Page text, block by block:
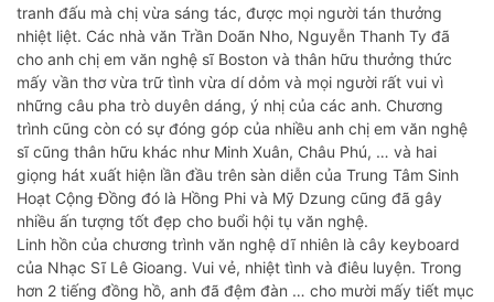
tranh đấu mà chị vừa sáng tác, được mọi người tán thưởng
nhiệt liệt. Các nhà văn Trần Doãn Nho, Nguyễn Thanh Ty đã
cho anh chị em văn nghệ sĩ Boston và thân hữu thưởng thức
mấy vần thơ vừa trữ tình vừa dí dỏm và mọi người rất vui vì
những câu pha trò duyên dáng, ý nhị của các anh. Chương
trình cũng còn có sự đóng góp của nhiều anh chị em văn nghệ
sĩ cũng thân hữu khác như Minh Xuân, Châu Phú, … và hai
giọng hát xuất hiện lần đầu trên sàn diễn của Trung Tâm Sinh
Hoạt Cộng Đồng đó là Hồng Phi và Mỹ Dzung cũng đã gây
nhiều ấn tượng tốt đẹp cho buổi hội tụ văn nghệ.
Linh hồn của chương trình văn nghệ dĩ nhiên là cây keyboard
của Nhạc Sĩ Lê Gioang. Vui vẻ, nhiệt tình và điêu luyện. Trong
hơn 2 tiếng đồng hồ, anh đã đệm đàn … cho mười mấy tiết mục